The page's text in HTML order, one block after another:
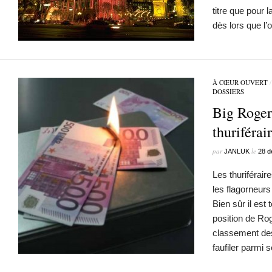
titre que pour
dès lors que
À CŒUR OUVERT
DOSSIERS
Big
parJANLUK le 28
Les
les
Bien sûr il est
position de
classement
faufiler parmi